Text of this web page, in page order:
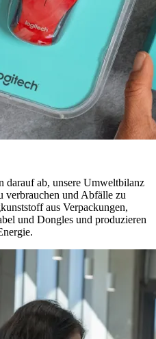
darauf ab, unsere Umweltbilanz
verbrauchen und Abfälle zu
aus Verpackungen,
und Dongles und produzieren